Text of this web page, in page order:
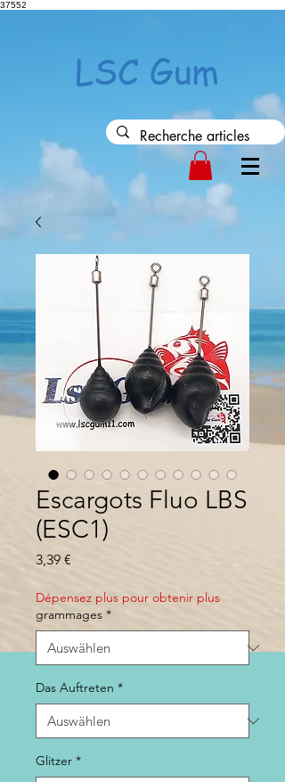
37552
LSC Gum
Escargots Fluo LBS
(ESC1)
3,39 €
Dépensez plus pour obtenir plus
grammages *
Das Auftreten *
Glitzer *